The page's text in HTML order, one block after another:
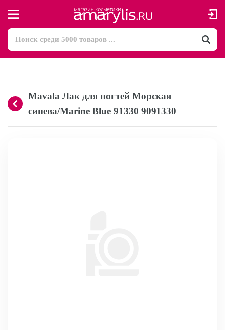
Mavala Лак для ногтей Морская
синева/Marine Blue 91330 9091330